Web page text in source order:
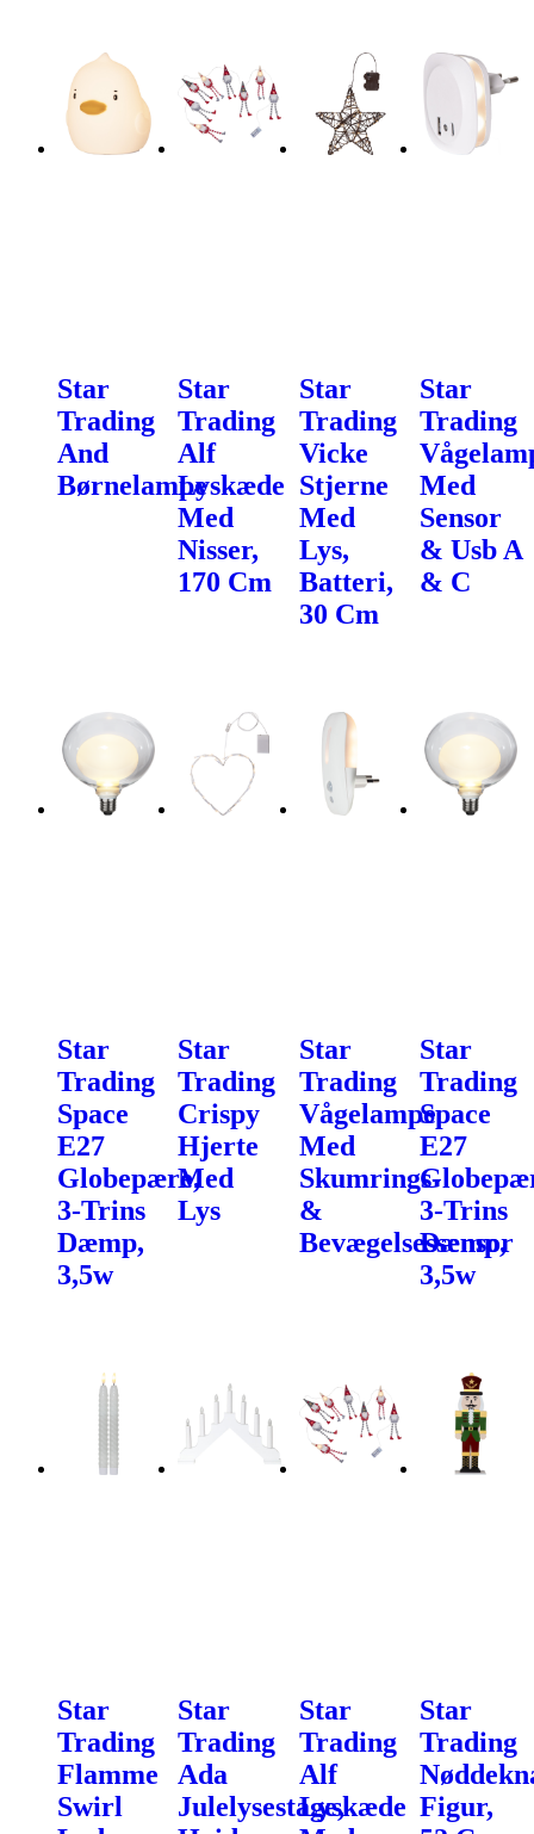
Star
Trading
And
Børnelampe
Star
Trading
Alf
Lyskæde
Med
Nisser,
170 Cm
Star
Trading
Vicke
Stjerne
Med
Lys,
Batteri,
30 Cm
Star
Trading
Med
Sensor
& Usb A
& C
Star
Trading
Space
E27
Globepære,
3-Trins
Dæmp,
3,5w
Star
Trading
Crispy
Hjerte
Med
Lys
Star
Trading
Vågelampe
Med
Skumrings-
&
Bevægelsessensor
Star
Trading
Space
E27
3-Trins
Dæmp,
3,5w
Star
Trading
Flamme
Swirl
Star
Trading
Ada
Julelysestage,
Star
Trading
Alf
Lyskæde
Star
Trading
Figur,